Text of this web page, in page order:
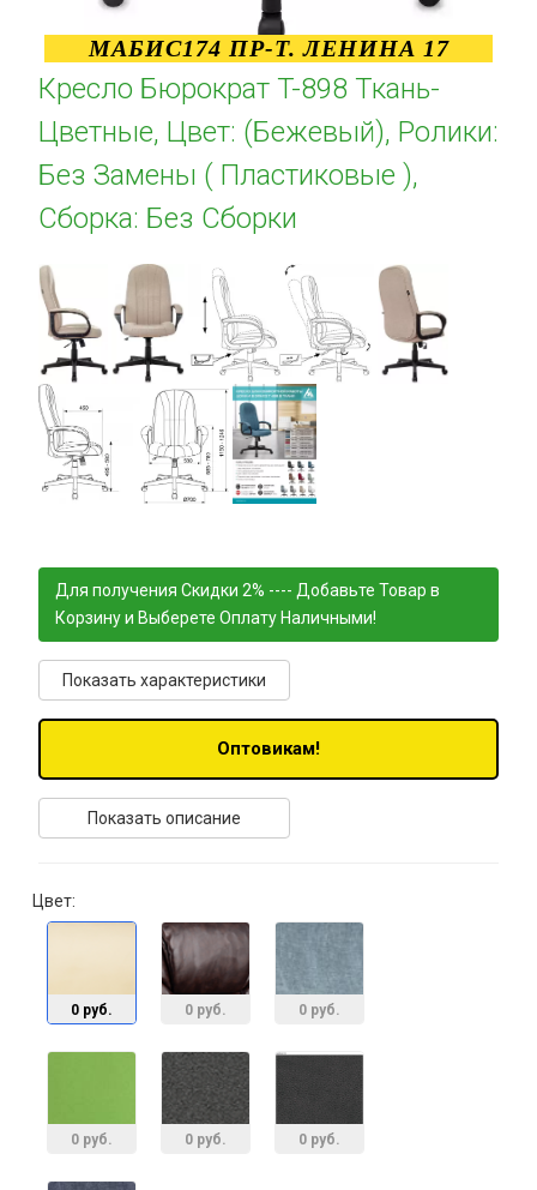
МАБИС174 ПР-Т. ЛЕНИНА 17
Кресло Бюрократ T-898 Ткань-
Цветные, Цвет: (Бежевый), Ролики:
Без Замены ( Пластиковые ),
Сборка: Без Сборки
Для получения Скидки 2% ---- Добавьте Товар в
Корзину и Выберете Оплату Наличными!
Показать характеристики
Оптовикам!
Показать описание
Цвет:
0 руб. 0 руб. 0 руб.
0 руб. 0 руб. 0 руб.